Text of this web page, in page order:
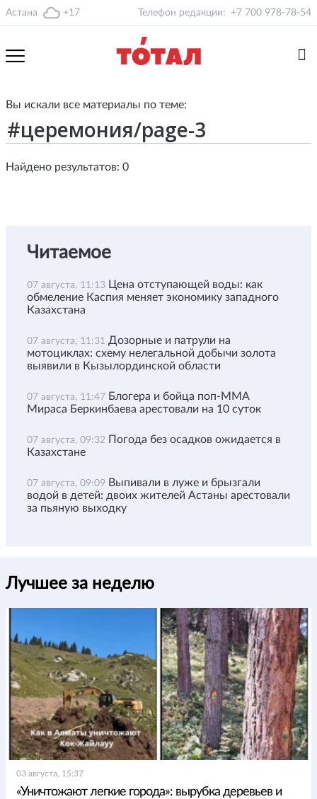
Астана +17 Телефон редакции: +7 700 978-78-54
Вы искали все материалы по теме:
Найдено результатов: 0
Читаемое
07 августа, 11:13 Цена отступающей воды: как
обмеление Каспия меняет экономику западного
Казахстана
07 августа, 11:31 Дозорные и патрули на
мотоциклах: схему нелегальной добычи золота
выявили в Кызылординской области
07 августа, 11:47 Блогера и бойца поп-ММА
Мираса Беркинбаева арестовали на 10 суток
07 августа, 09:32 Погода без осадков ожидается в
Казахстане
07 августа, 09:09 Выпивали в луже и брызгали
водой в детей: двоих жителей Астаны арестовали
за пьяную выходку
Лучшее за неделю
03 августа, 15:37
«Уничтожают легкие города»: вырубка деревьев и